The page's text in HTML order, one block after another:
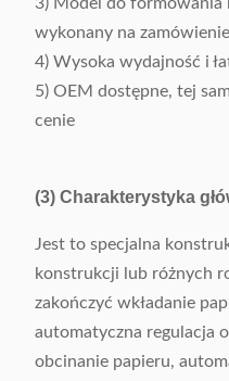
wykonany na
4) Wysoka wydajność i
5) OEM dostępne, tej
cenie
(3) Charakterystyka
Jest to specjalna
konstrukcji lub różnych
zakończyć wkładanie
automatyczna regulacja
obcinanie papieru,